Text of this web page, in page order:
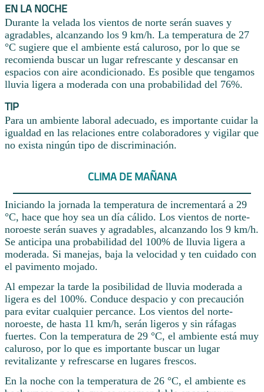
EN LA NOCHE
Durante la velada los vientos de norte serán suaves y
agradables, alcanzando los 9 km/h. La temperatura de 27
°C sugiere que el ambiente está caluroso, por lo que se
recomienda buscar un lugar refrescante y descansar en
espacios con aire acondicionado. Es posible que tengamos
lluvia ligera a moderada con una probabilidad del 76%.
TIP
Para un ambiente laboral adecuado, es importante cuidar la
igualdad en las relaciones entre colaboradores y vigilar que
no exista ningún tipo de discriminación.
CLIMA DE MAÑANA
Iniciando la jornada la temperatura de incrementará a 29
°C, hace que hoy sea un día cálido. Los vientos de norte-
noroeste serán suaves y agradables, alcanzando los 9 km/h.
Se anticipa una probabilidad del 100% de lluvia ligera a
moderada. Si manejas, baja la velocidad y ten cuidado con
el pavimento mojado.
Al empezar la tarde la posibilidad de lluvia moderada a
ligera es del 100%. Conduce despacio y con precaución
para evitar cualquier percance. Los vientos del norte-
noroeste, de hasta 11 km/h, serán ligeros y sin ráfagas
fuertes. Con la temperatura de 29 °C, el ambiente está muy
caluroso, por lo que es importante buscar un lugar
revitalizante y refrescarse en lugares frescos.
En la noche con la temperatura de 26 °C, el ambiente es